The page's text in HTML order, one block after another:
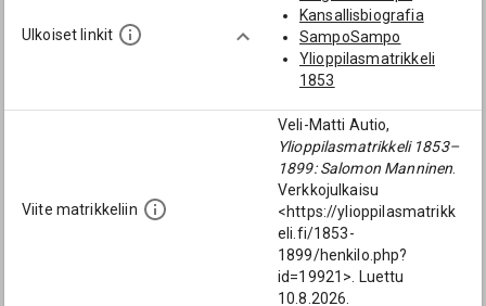
Liperi]
Melartopaeus,
Gabriel (1721-1771):
[Liperin kirkkoherra;
Åkerblom,
Alexander
Ferdinand (1816-
1900): [Liperin
kirkkoherra; Liperi]
Liljeroos (→ Laiho),
Otto Viktor Emanuel
(1859-1887): [Yo
Hgin ruots. norm.lys.
Ulkoiset linkit
Kansallisbiografia
SampoSampo
Ylioppilasmatrikkeli
1853
Viite matrikkeliin
Veli-Matti Autio,
Ylioppilasmatrikkeli 1853–
1899: Salomon Manninen
Verkkojulkaisu
<https://ylioppilasmatrikk
eli.fi/1853-
1899/henkilo.php?
id=19921>. Luettu
10.8.2026.